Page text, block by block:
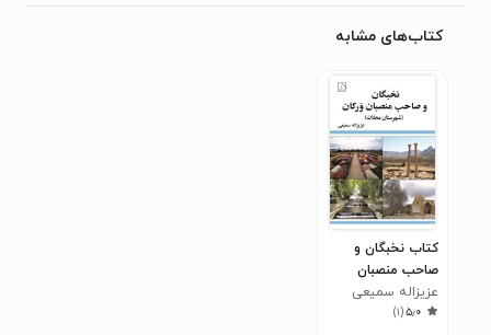
کتاب‌های مشابه
کتاب نخبگان و
صاحب منصبان
ورکان (شهرستان
محلات)
عزیزاله سمیعی
۵٫۰(۱)